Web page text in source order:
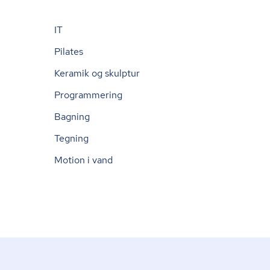
IT
Pilates
Keramik og skulptur
Programmering
Bagning
Tegning
Motion i vand